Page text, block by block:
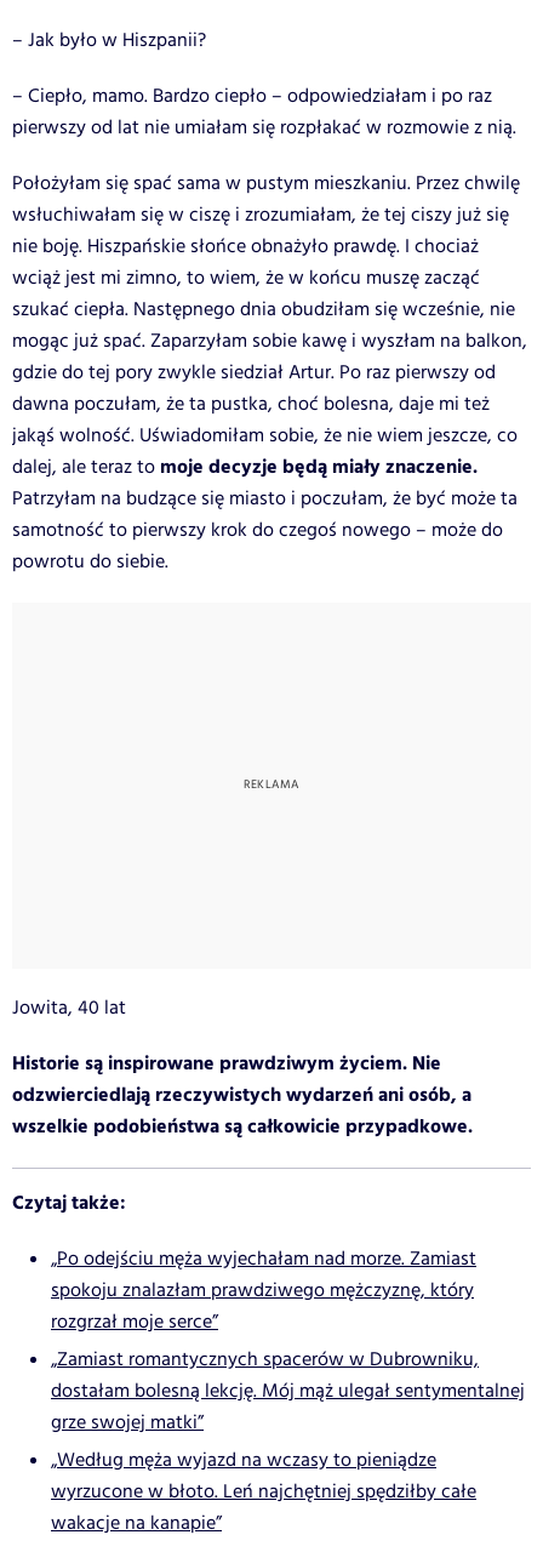
– Jak było w Hiszpanii?
– Ciepło, mamo. Bardzo ciepło – odpowiedziałam i po raz
pierwszy od lat nie umiałam się rozpłakać w rozmowie z nią.
Położyłam się spać sama w pustym mieszkaniu. Przez chwilę
wsłuchiwałam się w ciszę i zrozumiałam, że tej ciszy już się
nie boję. Hiszpańskie słońce obnażyło prawdę. I chociaż
wciąż jest mi zimno, to wiem, że w końcu muszę zacząć
szukać ciepła. Następnego dnia obudziłam się wcześnie, nie
mogąc już spać. Zaparzyłam sobie kawę i wyszłam na balkon,
gdzie do tej pory zwykle siedział Artur. Po raz pierwszy od
dawna poczułam, że ta pustka, choć bolesna, daje mi też
jakąś wolność. Uświadomiłam sobie, że nie wiem jeszcze, co
dalej, ale teraz to moje decyzje będą miały znaczenie.
Patrzyłam na budzące się miasto i poczułam, że być może ta
samotność to pierwszy krok do czegoś nowego – może do
powrotu do siebie.
Jowita, 40 lat
Historie są inspirowane prawdziwym życiem. Nie
odzwierciedlają rzeczywistych wydarzeń ani osób, a
wszelkie podobieństwa są całkowicie przypadkowe.
Czytaj także:
„Po odejściu męża wyjechałam nad morze. Zamiast
spokoju znalazłam prawdziwego mężczyznę, który
rozgrzał moje serce”
„Zamiast romantycznych spacerów w Dubrowniku,
dostałam bolesną lekcję. Mój mąż ulegał sentymentalnej
grze swojej matki”
„Według męża wyjazd na wczasy to pieniądze
wyrzucone w błoto. Leń najchętniej spędziłby całe
wakacje na kanapie”